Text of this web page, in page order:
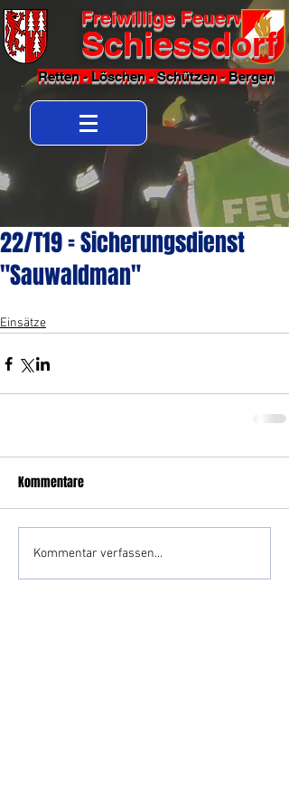
Freiwillige Feuerwehr
Schiessdorf
Retten - Löschen - Schützen - Bergen
22/T19 = Sicherungsdienst
"Sauwaldman"
Einsätze
Kommentare
Kommentar verfassen...